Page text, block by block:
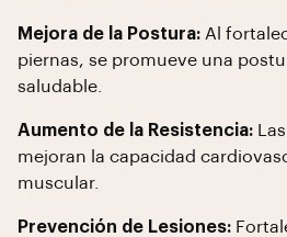
Mejora de la Postura: Al
piernas, se promueve una
saludable.
Aumento de la Resistencia:
mejoran la capacidad
muscular.
Prevención de Lesiones: